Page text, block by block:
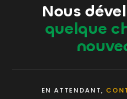
Nous
quelque
EN ATTENDANT,